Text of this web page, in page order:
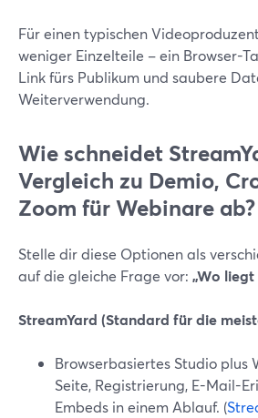
Für einen typischen
weniger Einzelteile – ein Browser-
Link fürs Publikum und saubere
Weiterverwendung.
Wie schneidet
Vergleich zu Demio,
Zoom für Webinare ab?
Stelle dir diese Optionen als
auf die gleiche Frage vor: „Wo
StreamYard (Standard für die
Browserbasiertes Studio
Seite, Registrierung, E-Mail-
Embeds in einem Ablauf. (